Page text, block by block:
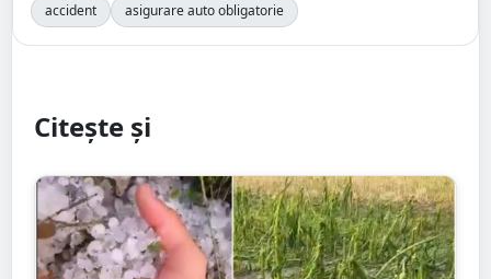
accident asigurare auto obligatorie
Citește și